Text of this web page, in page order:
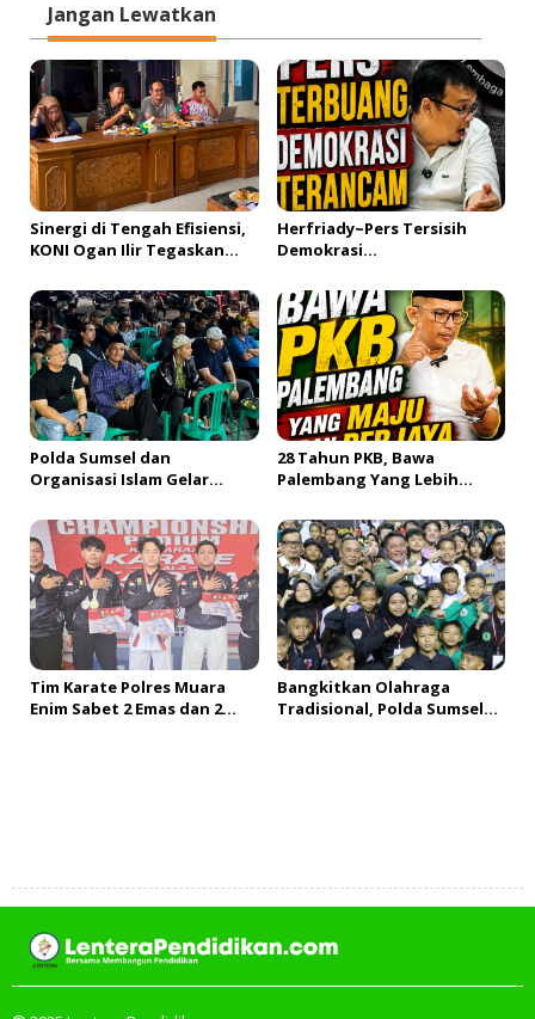
g
a
s
i
p
o
s
Jangan Lewatkan
Sinergi di Tengah Efisiensi,
KONI Ogan Ilir Tegaskan
Secara Proporsional
Herfriady~Pers Tersisih
Demokrasi
t 1
Polda Sumsel dan
Organisasi Islam Gelar
Perkuat Komitmen Jaga
Kamtibmas
28 Tahun PKB, Bawa
Palembang Yang Lebih
Tim Karate Polres Muara
Enim Sabet 2 Emas dan 2
Bangkitkan Olahraga
Tradisional, Polda Sumsel